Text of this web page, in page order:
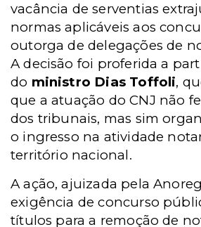
vacância de serventias
normas aplicáveis aos
outorga de delegações de
A decisão foi proferida a
do ministro Dias Toffoli,
que a atuação do CNJ não
dos tribunais, mas sim
o ingresso na atividade
território nacional.
A ação, ajuizada pela
exigência de concurso
títulos para a remoção de